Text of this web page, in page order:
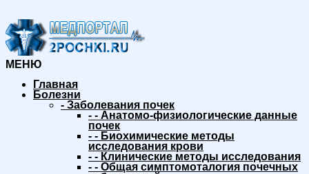
МЕНЮ
Главная
Болезни
- Заболевания почек
- - Анатомо-физиологические данные
почек
- - Биохимические методы
исследования крови
- - Клинические методы исследования
- - Общая симптомоталогия почечных